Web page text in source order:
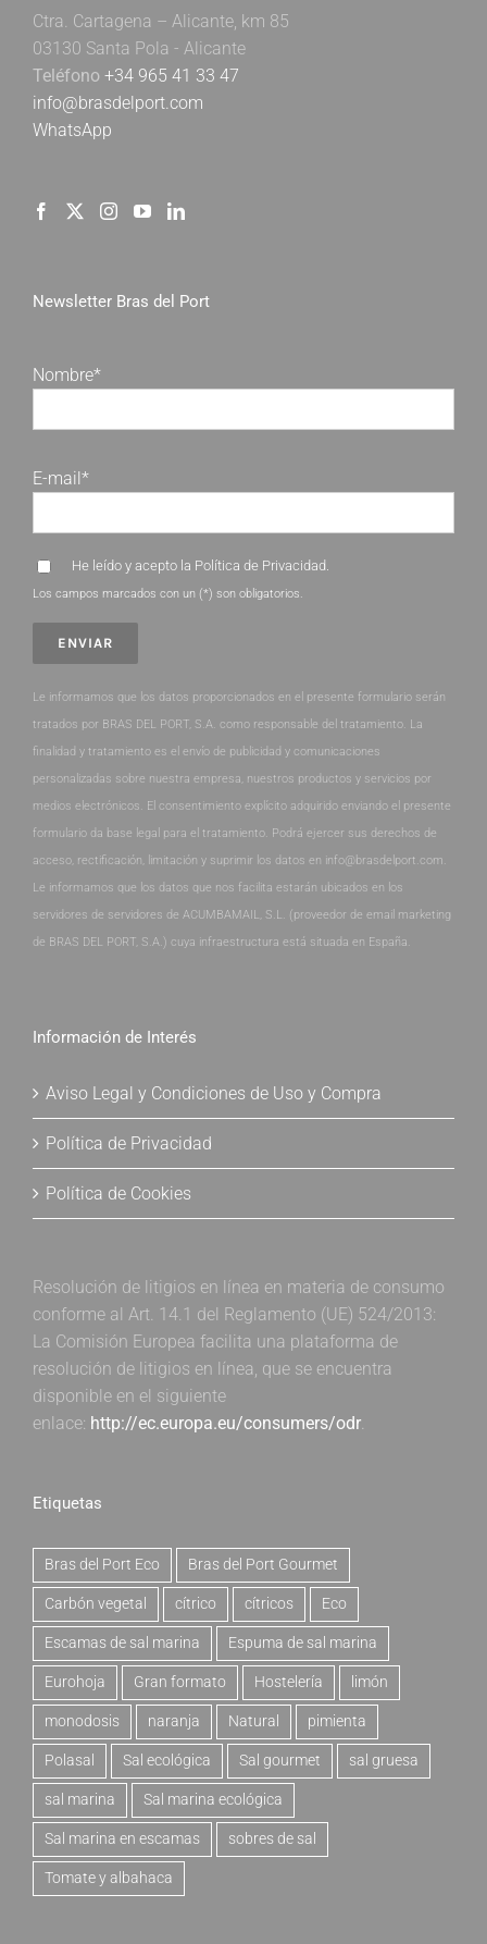
Ctra. Cartagena – Alicante, km 85
03130 Santa Pola - Alicante
Teléfono +34 965 41 33 47
info@brasdelport.com
WhatsApp
Newsletter Bras del Port
Nombre*
E-mail*
He leído y acepto la Política de Privacidad.
Los campos marcados con un (*) son obligatorios.
Le informamos que los datos proporcionados en el presente formulario serán
tratados por BRAS DEL PORT, S.A. como responsable del tratamiento. La
finalidad y tratamiento es el envío de publicidad y comunicaciones
personalizadas sobre nuestra empresa, nuestros productos y servicios por
medios electrónicos. El consentimiento explícito adquirido enviando el presente
formulario da base legal para el tratamiento. Podrá ejercer sus derechos de
acceso, rectificación, limitación y suprimir los datos en info@brasdelport.com.
Le informamos que los datos que nos facilita estarán ubicados en los
servidores de servidores de ACUMBAMAIL, S.L. (proveedor de email marketing
de BRAS DEL PORT, S.A.) cuya infraestructura está situada en España.
Información de Interés
Aviso Legal y Condiciones de Uso y Compra
Política de Privacidad
Política de Cookies
Resolución de litigios en línea en materia de consumo
conforme al Art. 14.1 del Reglamento (UE) 524/2013:
La Comisión Europea facilita una plataforma de
resolución de litigios en línea, que se encuentra
disponible en el siguiente
enlace: http://ec.europa.eu/consumers/odr.
Etiquetas
Bras del Port Eco Bras del Port Gourmet
Carbón vegetal cítrico cítricos Eco
Escamas de sal marina Espuma de sal marina
Eurohoja Gran formato Hostelería limón
monodosis naranja Natural pimienta
Polasal Sal ecológica Sal gourmet sal gruesa
sal marina Sal marina ecológica
Sal marina en escamas sobres de sal
Tomate y albahaca